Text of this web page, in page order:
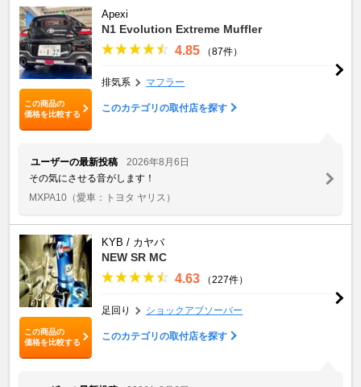
この商品の
価格を比較する
Apexi
N1 Evolution Extreme Muffler
4.85 （87件）
排気系 マフラー
このカテゴリの取付店を探す
ユーザーの最新投稿
2026年8月6日
その気にさせる音がします！
MXPA10 （愛車：トヨタ ヤリス）
この商品の
価格を比較する
KYB / カヤバ
NEW SR MC
4.63 （227件）
足回り ショックアブソーバー
このカテゴリの取付店を探す